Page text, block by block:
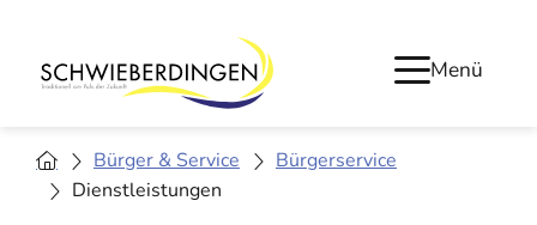
Menü
Bürger & Service
Bürgerservice
Dienstleistungen